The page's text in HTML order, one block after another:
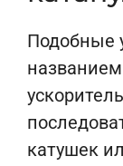
Подобные
катушек